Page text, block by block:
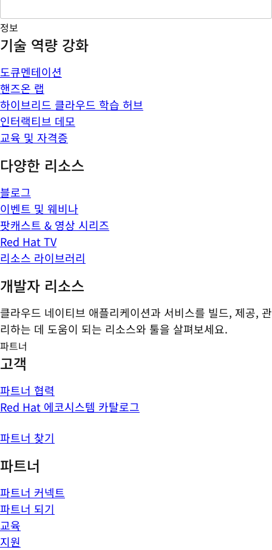
정보
기술 역량 강화
도큐멘테이션
핸즈온 랩
하이브리드 클라우드 학습 허브
인터랙티브 데모
교육 및 자격증
다양한 리소스
블로그
이벤트 및 웨비나
팟캐스트 & 영상 시리즈
Red Hat TV
리소스 라이브러리
개발자 리소스
클라우드 네이티브 애플리케이션과 서비스를 빌드, 제공, 관
리하는 데 도움이 되는 리소스와 툴을 살펴보세요.
파트너
고객
파트너 협력
Red Hat 에코시스템 카탈로그
파트너 찾기
파트너
파트너 커넥트
파트너 되기
교육
지원